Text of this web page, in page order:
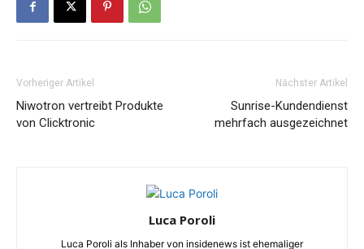
Vorheriger Artikel
Niwotron vertreibt Produkte
von Clicktronic
Nächster Artikel
Sunrise-Kundendienst
mehrfach ausgezeichnet
Luca Poroli
Luca Poroli als Inhaber von insidenews ist ehemaliger